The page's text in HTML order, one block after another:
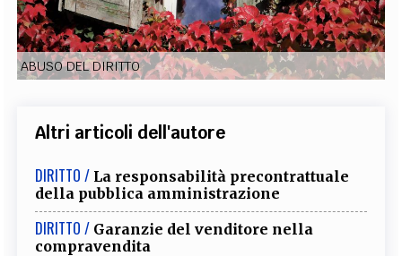
EXTRA
CODICI RUBRICHE LIBRI PROCEEDINGS PUBBLICITÀ CONTATTI
ABUSO DEL DIRITTO
Altri articoli dell'autore
DIRITTO / La responsabilità precontrattuale
della pubblica amministrazione
DIRITTO / Garanzie del venditore nella
compravendita